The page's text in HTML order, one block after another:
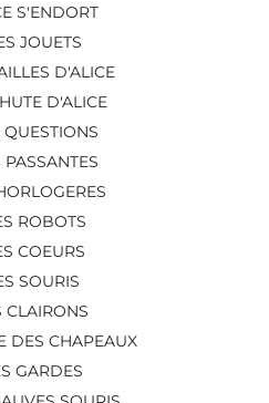
S'ENDORT
JOUETS
D'ALICE
D'ALICE
QUESTIONS
ROBOTS
COEURS
SOURIS
CLAIRONS
DES CHAPEAUX
GARDES